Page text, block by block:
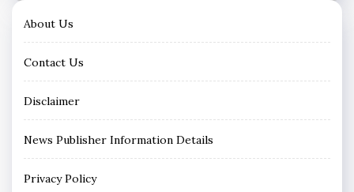
About Us
Contact Us
Disclaimer
News Publisher Information Details
Privacy Policy